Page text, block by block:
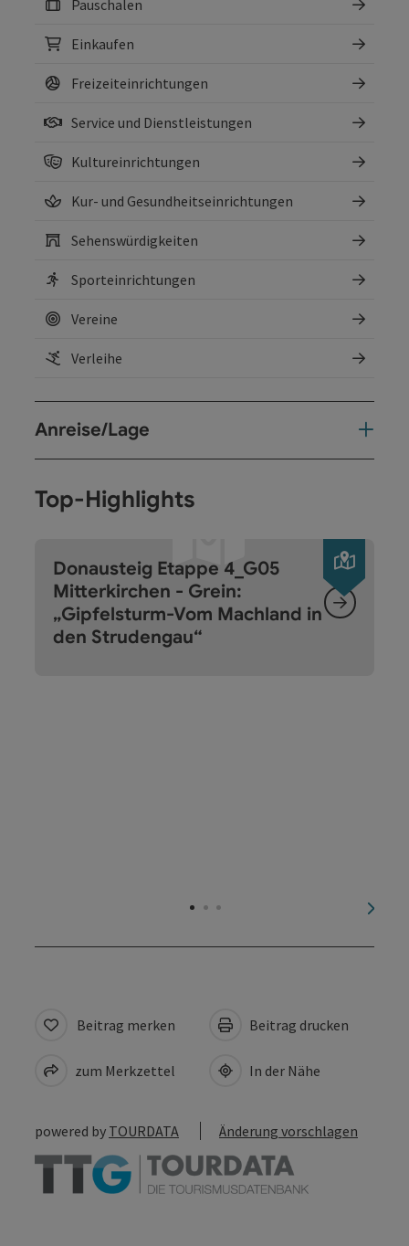
Pauschalen
Einkaufen
Freizeiteinrichtungen
Service und Dienstleistungen
Kultureinrichtungen
Kur- und Gesundheitseinrichtungen
Sehenswürdigkeiten
Sporteinrichtungen
Vereine
Verleihe
Anreise/Lage
Top-Highlights
Donausteig Etappe 4_G05
Mitterkirchen - Grein:
„Gipfelsturm-Vom Machland in
den Strudengau“
Beitrag merken
zum Merkzettel
Beitrag drucken
In der Nähe
powered by TOURDATA Änderung vorschlagen